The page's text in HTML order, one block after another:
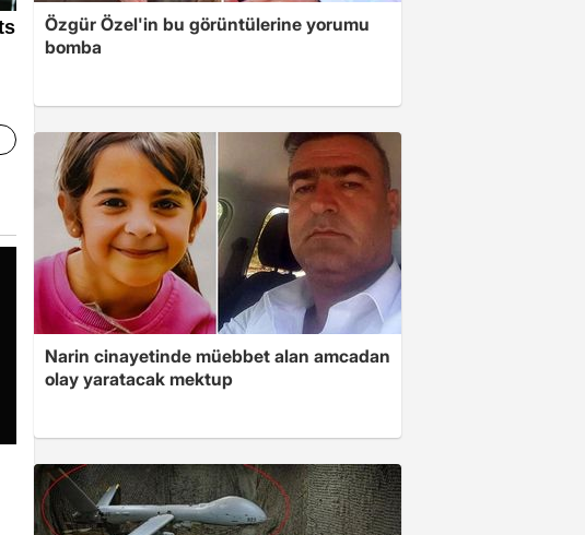
Özgür Özel'in bu görüntülerine yorumu
bomba
Narin cinayetinde müebbet alan amcadan
olay yaratacak mektup